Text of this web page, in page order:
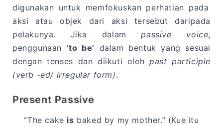
digunakan untuk memfokuskan perhatian pada
aksi atau objek dari aksi tersebut daripada
pelakunya. Jika dalampassive voice,
penggunaan ‘to be’ dalam bentuk yang sesuai
dengan tenses dan diikuti oleh past participle
(verb -ed/ irregular form).
Present Passive
“The cake is baked by my mother.” (Kue itu